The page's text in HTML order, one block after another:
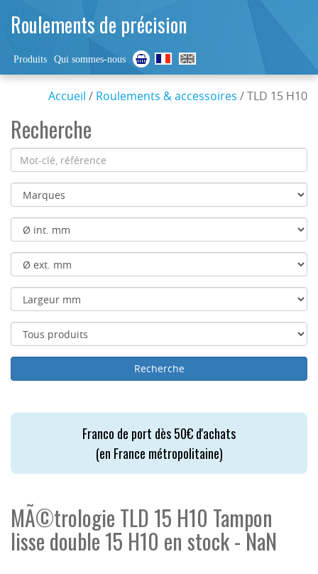
Roulements de précision
Produits Qui sommes-nous
Accueil / Roulements & accessoires / TLD 15 H10
Recherche
Franco de port dès 50€ d'achats
(en France métropolitaine)
MÃ©trologie TLD 15 H10 Tampon
lisse double 15 H10 en stock - NaN